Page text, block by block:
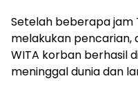
Setelah beberapa jam
melakukan pencarian,
WITA korban berhasil
meninggal dunia dan